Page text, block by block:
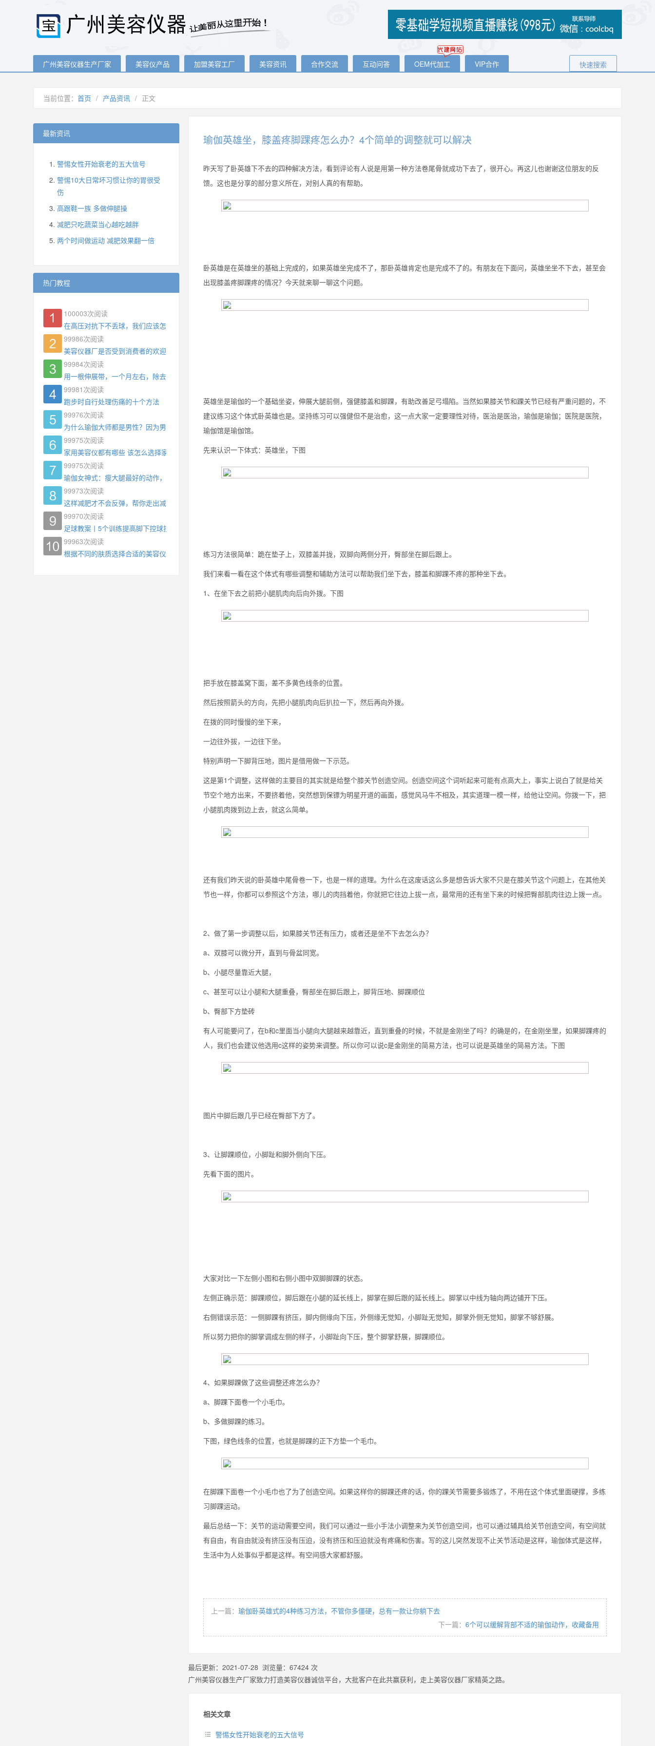
广州美容仪器生产厂家 美容仪产品 加盟美容工厂 美容资讯 合作交流 互动问答 OEM代加工 VIP合作 快速搜索
当前位置： 首页 / 产品资讯 / 正文
瑜伽英雄坐，膝盖疼脚踝疼怎么办？4个简单的调整就可以解决
昨天写了卧英雄下不去的四种解决方法，看到评论有人说是用第一种方法卷尾骨就成功下去了，很开心。再这儿也谢谢这位朋友的反
馈。这也是分享的部分意义所在，对别人真的有帮助。
卧英雄是在英雄坐的基础上完成的，如果英雄坐完成不了，那卧英雄肯定也是完成不了的。有朋友在下面问，英雄坐坐不下去，甚至会
出现膝盖疼脚踝疼的情况？今天就来聊一聊这个问题。
英雄坐是瑜伽的一个基础坐姿，伸展大腿前侧，强健膝盖和脚踝，有助改善足弓塌陷。当然如果膝关节和踝关节已经有严重问题的，不
建议练习这个体式卧英雄也是。坚持练习可以强健但不是治愈，这一点大家一定要理性对待，医治是医治，瑜伽是瑜伽；医院是医院，
瑜伽馆是瑜伽馆。
先来认识一下体式：英雄坐，下图
练习方法很简单：跪在垫子上，双膝盖并拢，双脚向两侧分开，臀部坐在脚后跟上。
我们来看一看在这个体式有哪些调整和辅助方法可以帮助我们坐下去，膝盖和脚踝不疼的那种坐下去。
1、在坐下去之前把小腿肌肉向后向外拨。下图
把手放在膝盖窝下面，差不多黄色线条的位置。
然后按照箭头的方向，先把小腿肌肉向后扒拉一下，然后再向外拨。
在拨的同时慢慢的坐下来，
一边往外拔，一边往下坐。
特别声明一下脚背压地，图片是借用做一下示范。
这是第1个调整，这样做的主要目的其实就是给整个膝关节创造空间。创造空间这个词听起来可能有点高大上，事实上说白了就是给关
节空个地方出来，不要挤着他，突然想到保镖为明星开道的画面，感觉风马牛不相及，其实道理一模一样，给他让空间。你拨一下，把
小腿肌肉拨到边上去，就这么简单。
还有我们昨天说的卧英雄中尾骨卷一下，也是一样的道理。为什么在这废话这么多是想告诉大家不只是在膝关节这个问题上，在其他关
节也一样，你都可以参照这个方法，哪儿的肉挡着他，你就把它往边上拔一点，最常用的还有坐下来的时候把臀部肌肉往边上拨一点。
2、做了第一步调整以后，如果膝关节还有压力，或者还是坐不下去怎么办？
a、双膝可以微分开，直到与骨盆同宽。
b、小腿尽量靠近大腿，
c、甚至可以让小腿和大腿重叠，臀部坐在脚后跟上，脚背压地、脚踝顺位
b、臀部下方垫砖
有人可能要问了，在b和c里面当小腿向大腿越来越靠近，直到重叠的时候，不就是金刚坐了吗？的确是的，在金刚坐里，如果脚踝疼的
人，我们也会建议他选用c这样的姿势来调整。所以你可以说c是金刚坐的简易方法，也可以说是英雄坐的简易方法。下图
图片中脚后跟几乎已经在臀部下方了。
3、让脚踝顺位，小脚趾和脚外侧向下压。
先看下面的图片。
大家对比一下左侧小图和右侧小图中双脚脚踝的状态。
左侧正确示范：脚踝顺位，脚后跟在小腿的延长线上，脚掌在脚后跟的延长线上。脚掌以中线为轴向两边铺开下压。
右侧错误示范：一侧脚踝有挤压，脚内侧缘向下压，外侧缘无觉知，小脚趾无觉知，脚掌外侧无觉知，脚掌不够舒展。
所以努力把你的脚掌调成左侧的样子，小脚趾向下压，整个脚掌舒展，脚踝顺位。
4、如果脚踝做了这些调整还疼怎么办？
a、脚踝下面卷一个小毛巾。
b、多做脚踝的练习。
下图，绿色线条的位置，也就是脚踝的正下方垫一个毛巾。
在脚踝下面卷一个小毛巾也了为了创造空间。如果这样你的脚踝还疼的话，你的踝关节需要多锻炼了，不用在这个体式里面硬撑，多练
习脚踝运动。
最后总结一下：关节的运动需要空间，我们可以通过一些小手法小调整来为关节创造空间，也可以通过辅具给关节创造空间，有空间就
有自由，有自由就没有挤压没有压迫，没有挤压和压迫就没有疼痛和伤害。写的这儿突然发现不止关节活动是这样，瑜伽体式是这样，
生活中为人处事似乎都是这样。有空间感大家都舒服。
上一篇： 瑜伽卧英雄式的4种练习方法，不管你多僵硬，总有一款让你躺下去
下一篇： 6个可以缓解背部不适的瑜伽动作，收藏备用
最后更新： 2021-07-28 浏览量： 67424 次
广州美容仪器生产厂家致力打造美容仪器诚信平台，大批客户在此共赢获利，走上美容仪器厂家精英之路。
相关文章
警惕女性开始衰老的五大信号
最新资讯
警惕女性开始衰老的五大信号
警惕10大日常坏习惯让你的胃很受
伤
高跟鞋一族 多做伸腿操
减肥只吃蔬菜当心越吃越胖
两个时间做运动 减肥效果翻一倍
热门教程
100003次阅读
在高压对抗下不丢球，我们应该怎么练?
99986次阅读
美容仪器厂是否受到消费者的欢迎
99984次阅读
用一根伸展带，一个月左右，除去了手臂拜拜肉，背也变薄了
99981 次阅读
跑步时自行处理伤痛的十个方法
99976次阅读
为什么瑜伽大师都是男性？因为男权，让女性失去同等的机会
99975次阅读
家用美容仪都有哪些 该怎么选择家用美容仪
99975次阅读
瑜伽女神式：瘦大腿最好的动作，没有之一，为什么你练了没效果？
99973次阅读
这样减肥才不会反弹，帮你走出减肥瓶颈
99970次阅读
足球教案丨5个训练提高脚下控球技术
99963次阅读
根据不同的肤质选择合适的美容仪器